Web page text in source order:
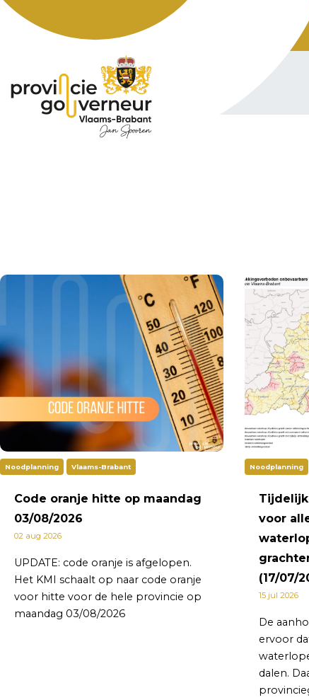
Noodplanning Vlaams-Brabant
Code oranje hitte op maandag
03/08/2026
02 aug 2026
UPDATE: code oranje is afgelopen.
Het KMI schaalt op naar code oranje
voor hitte voor de hele provincie op
maandag 03/08/2026
Noodplanning
voor
(17/07/
15 jul 2026
De
ervoor
dalen.